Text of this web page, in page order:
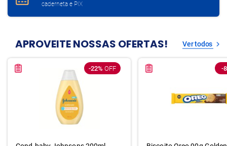
caderneta e PIX
APROVEITE NOSSAS OFERTAS! Ver todos
-22% OFF -